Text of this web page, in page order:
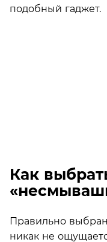
подобный гаджет.
Как
Правильно
никак не